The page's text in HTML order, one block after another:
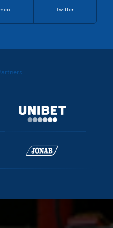
Twitter